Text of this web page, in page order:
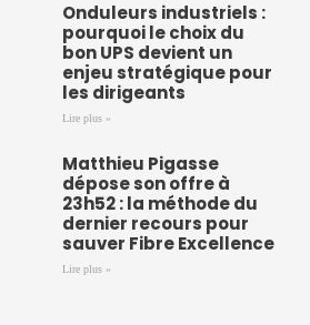
Onduleurs industriels :
pourquoi le choix du
bon UPS devient un
enjeu stratégique pour
les dirigeants
Lire plus »
Matthieu Pigasse
dépose son offre à
23h52 : la méthode du
dernier recours pour
sauver Fibre Excellence
Lire plus »